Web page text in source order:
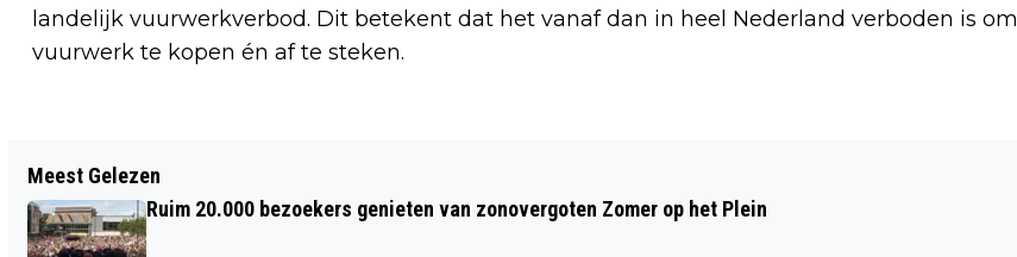
landelijk vuurwerkverbod. Dit betekent dat het vanaf dan in heel Nederland verboden is om
vuurwerk te kopen én af te steken.
STROMAN VAT DE MAAND SAMEN;
EINDEJAARSEDITIE IN THEATER DE
KINDEREN EN JONGEREN MET EEN
Meest Gelezen
Ruim 20.000 bezoekers genieten van zonovergoten Zomer op het Plein